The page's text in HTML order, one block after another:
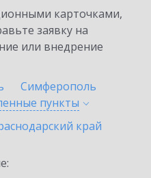
карточками,
заявку на
или внедрение
Симферополь
пункты
край